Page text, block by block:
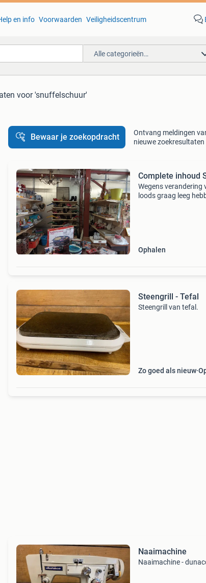
en info Voorwaarden Veiligheidscentrum
Alle categorieën…
voor 'snuffelschuur'
Bewaar je zoekopdracht
Ontvang meldingen
nieuwe zoekresultaten
Complete inhoud
Wegens verandering
loods graag leeg
Ophalen
Steengrill - Tefal
Steengrill van tefal.
Zo goed als nieuw
Naaimachine
Naaimachine -